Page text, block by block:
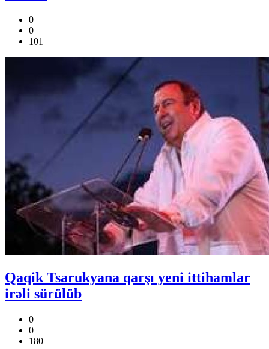
0
0
101
Qaqik Tsarukyana qarşı yeni ittihamlar
irəli sürülüb
0
0
180